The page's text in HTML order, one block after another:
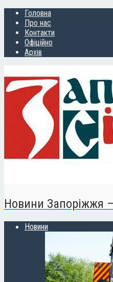
Головна
Про нас
Контакти
Офіційно
Архів
Новини Запоріжжя
Новини